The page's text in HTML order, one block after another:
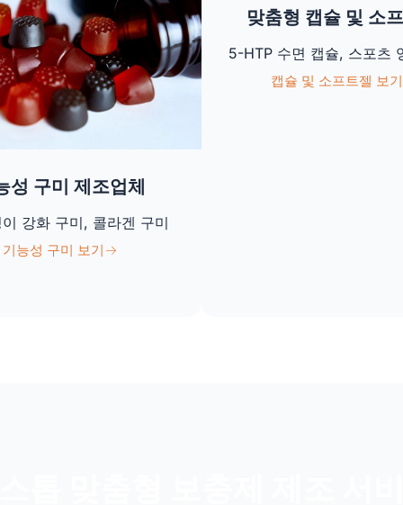
성 구미 제조업체
강화 구미, 콜라겐 구미
기능성 구미 보기
맞춤형 캡슐 및 소
5-HTP 수면 캡슐, 스포츠
캡슐 및 소프트젤 보기